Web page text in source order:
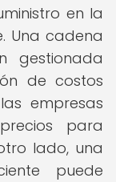
en la
Una cadena
gestionada
de costos
empresas
para
lado, una
puede